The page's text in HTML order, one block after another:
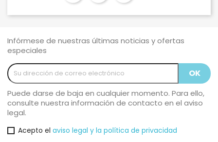
Infórmese de nuestras últimas noticias y ofertas
especiales
Puede darse de baja en cualquier momento. Para ello,
consulte nuestra información de contacto en el aviso
legal.
Acepto el aviso legal y la política de privacidad